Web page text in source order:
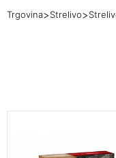
Trgovina>Strelivo>